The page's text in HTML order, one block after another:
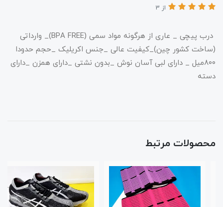
از 3
درب پیچی _ عاری از هرگونه مواد سمی (BPA FREE)_ وارداتی
(ساخت کشور چین)_کیفیت عالی _جنس اکریلیک _حجم حدودا
۸۰۰میل _ دارای لبی آسان نوش _بدون نشتی _دارای همزن _دارای
دسته
محصولات مرتبط